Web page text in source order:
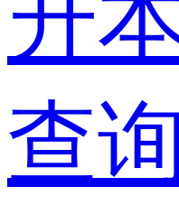
升
查